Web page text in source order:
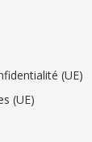
(UE)
(UE)